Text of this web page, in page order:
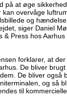
på at øge
kan overvåge
og
siger Daniel
& Press hos Aarhus
forklarer, at
De bliver
De bliver også
og så
til